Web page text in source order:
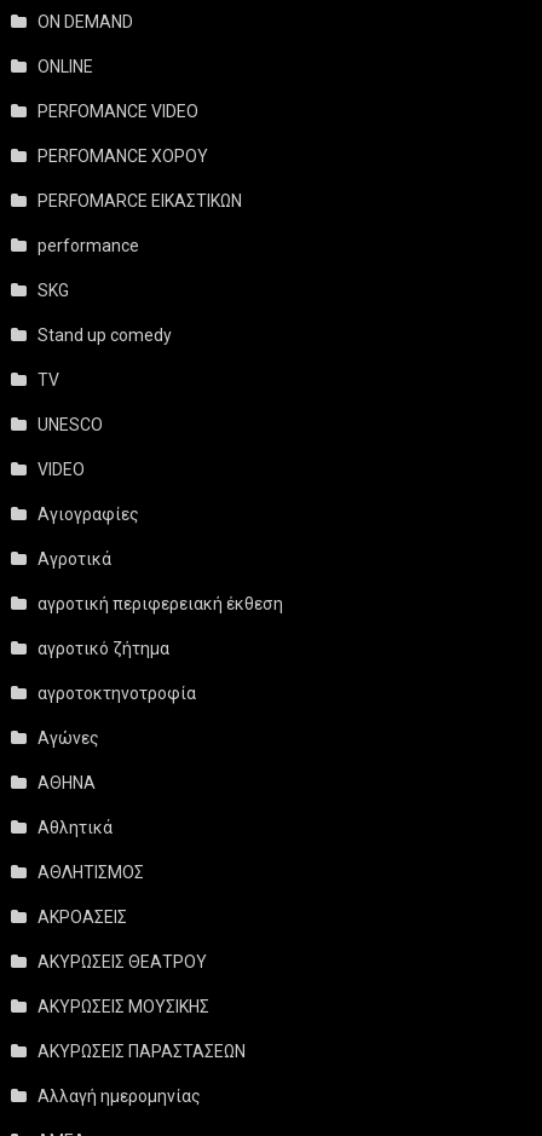
ON DEMAND
ONLINE
PERFOMANCE VIDEO
PERFOMANCE ΧΟΡΟΥ
PERFOMARCE ΕΙΚΑΣΤΙΚΩΝ
performance
SKG
Stand up comedy
TV
UNESCO
VIDEO
Αγιογραφίες
Αγροτικά
αγροτική περιφερειακή έκθεση
αγροτικό ζήτημα
αγροτοκτηνοτροφία
Αγώνες
ΑΘΗΝΑ
Αθλητικά
ΑΘΛΗΤΙΣΜΟΣ
ΑΚΡΟΑΣΕΙΣ
ΑΚΥΡΩΣΕΙΣ ΘΕΑΤΡΟΥ
ΑΚΥΡΩΣΕΙΣ ΜΟΥΣΙΚΗΣ
ΑΚΥΡΩΣΕΙΣ ΠΑΡΑΣΤΑΣΕΩΝ
Αλλαγή ημερομηνίας